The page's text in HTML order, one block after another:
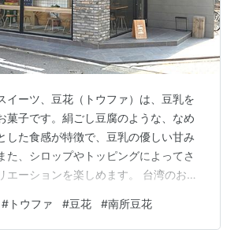
イーツ、豆花（トウファ）は、豆乳を
菓子です。絹ごし豆腐のような、なめ
した食感が特徴で、豆乳の優しい甘み
た、シロップやトッピングによってさ
エーションを楽しめます。 台湾のお菓
いのですが 今では大阪で豆花の店とい
というくらい、人気店ですよね。 引
# トウファ #豆花 #南所豆花